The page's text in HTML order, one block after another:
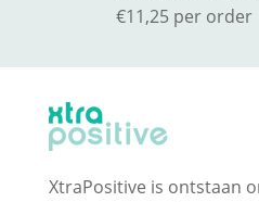
€11,25 per order
XtraPositive is ontstaan